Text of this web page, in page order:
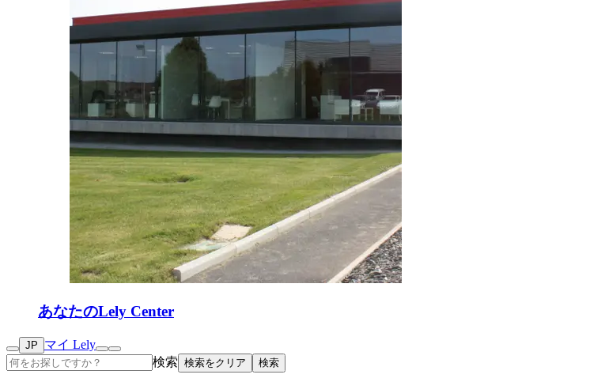
あなたのLely Center
JP
マイ Lely
検索 検索をクリア 検索